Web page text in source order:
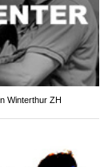
Winterthur ZH